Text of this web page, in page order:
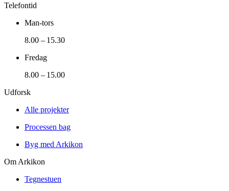
Telefontid
Man-tors
8.00 – 15.30
Fredag
8.00 – 15.00
Udforsk
Alle projekter
Processen bag
Byg med Arkikon
Om Arkikon
Tegnestuen